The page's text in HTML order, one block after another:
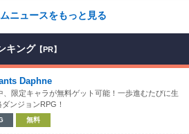
ニュースをもっと見る
キング 【PR】
Daphne
、限定キャラが無料ゲット可能！一歩進むたびに生
ンジョンRPG！
無料